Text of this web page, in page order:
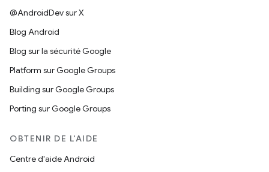
@AndroidDev sur X
Blog Android
Blog sur la sécurité Google
Platform sur Google Groups
Building sur Google Groups
Porting sur Google Groups
OBTENIR DE L'AIDE
Centre d'aide Android